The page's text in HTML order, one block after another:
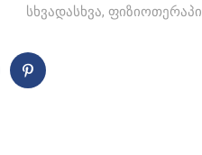
სხვადასხვა,